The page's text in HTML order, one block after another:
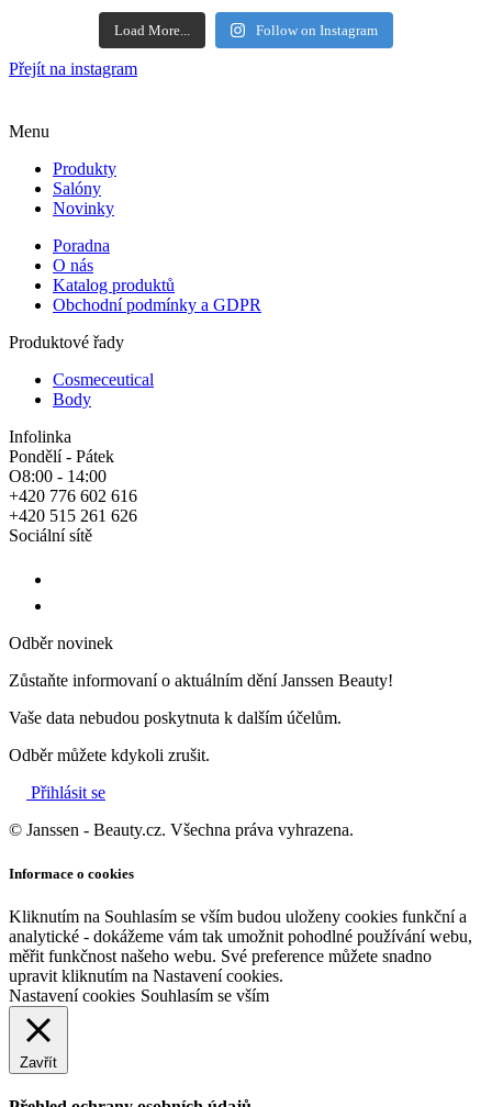
Load More... Follow on Instagram
Přejít na instagram
Menu
Produkty
Salóny
Novinky
Poradna
O nás
Katalog produktů
Obchodní podmínky a GDPR
Produktové řady
Cosmeceutical
Body
Infolinka
Pondělí - Pátek
O8:00 - 14:00
+420 776 602 616
+420 515 261 626
Sociální sítě
Odběr novinek
Zůstaňte informovaní o aktuálním dění Janssen Beauty!
Vaše data nebudou poskytnuta k dalším účelům.
Odběr můžete kdykoli zrušit.
Přihlásit se
© Janssen - Beauty.cz. Všechna práva vyhrazena.
Informace o cookies
Kliknutím na Souhlasím se vším budou uloženy cookies funkční a
analytické - dokážeme vám tak umožnit pohodlné používání webu,
měřit funkčnost našeho webu. Své preference můžete snadno
upravit kliknutím na Nastavení cookies.
Nastavení cookies Souhlasím se vším
Zavřít